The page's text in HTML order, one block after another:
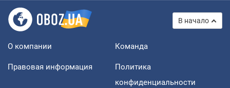
В начало
О компании Команда
Правовая информация
Политика
конфиденциальности